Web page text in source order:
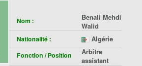
Nom :
Benali Mehdi
Walid
Nationalité : Algérie
Fonction / Position
Arbitre
assistant